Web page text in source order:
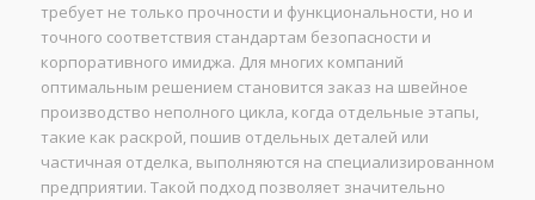
требует не только прочности и функциональности, но и
точного соответствия стандартам безопасности и
корпоративного имиджа. Для многих компаний
оптимальным решением становится заказ на швейное
производство неполного цикла, когда отдельные этапы,
такие как раскрой, пошив отдельных деталей или
частичная отделка, выполняются на специализированном
предприятии. Такой подход позволяет значительно